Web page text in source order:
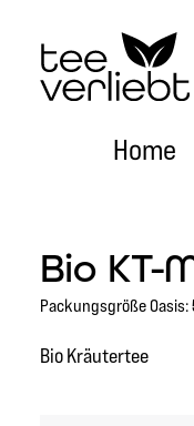
Hauptinhalt springen
Zur Hauptnavigation
Home
Bio KT-
Packungsgröße Oasis:
Bio Kräutertee